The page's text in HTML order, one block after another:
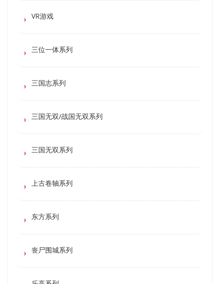
VR游戏
三位一体系列
三国志系列
三国无双/战国无双系列
三国无双系列
上古卷轴系列
东方系列
丧尸围城系列